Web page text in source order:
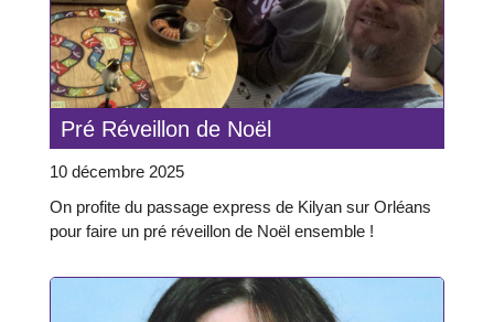
Pré Réveillon de Noël
10 décembre 2025
On profite du passage express de Kilyan sur Orléans
pour faire un pré réveillon de Noël ensemble !